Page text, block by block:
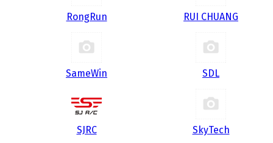
RongRun RUI CHUANG
SameWin SDL
SJRC SkyTech